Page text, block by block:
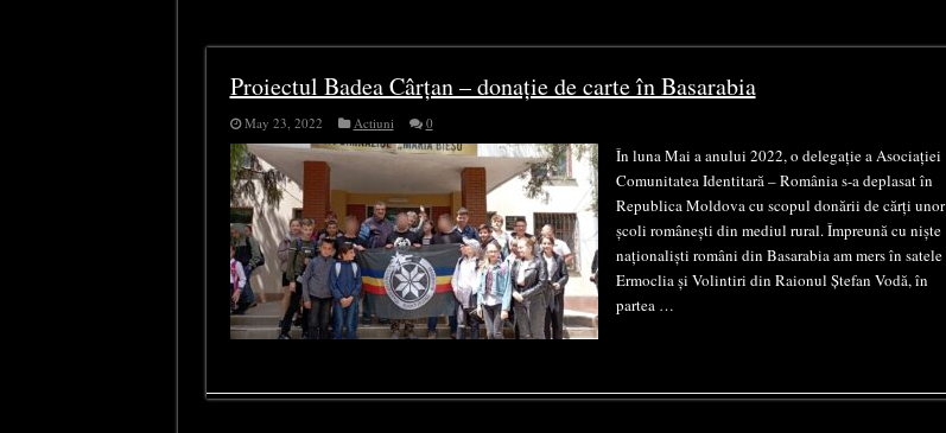
Proiectul Badea Cârțan – donație de carte în Basarabia
May 23, 2022 Actiuni 0
În luna Mai a anului 2022, o delegație a Asociației
Comunitatea Identitară – România s-a deplasat în
Republica Moldova cu scopul donării de cărți unor
școli românești din mediul rural. Împreună cu niște
naționaliști români din Basarabia am mers în satele
Ermoclia și Volintiri din Raionul Ștefan Vodă, în
partea …